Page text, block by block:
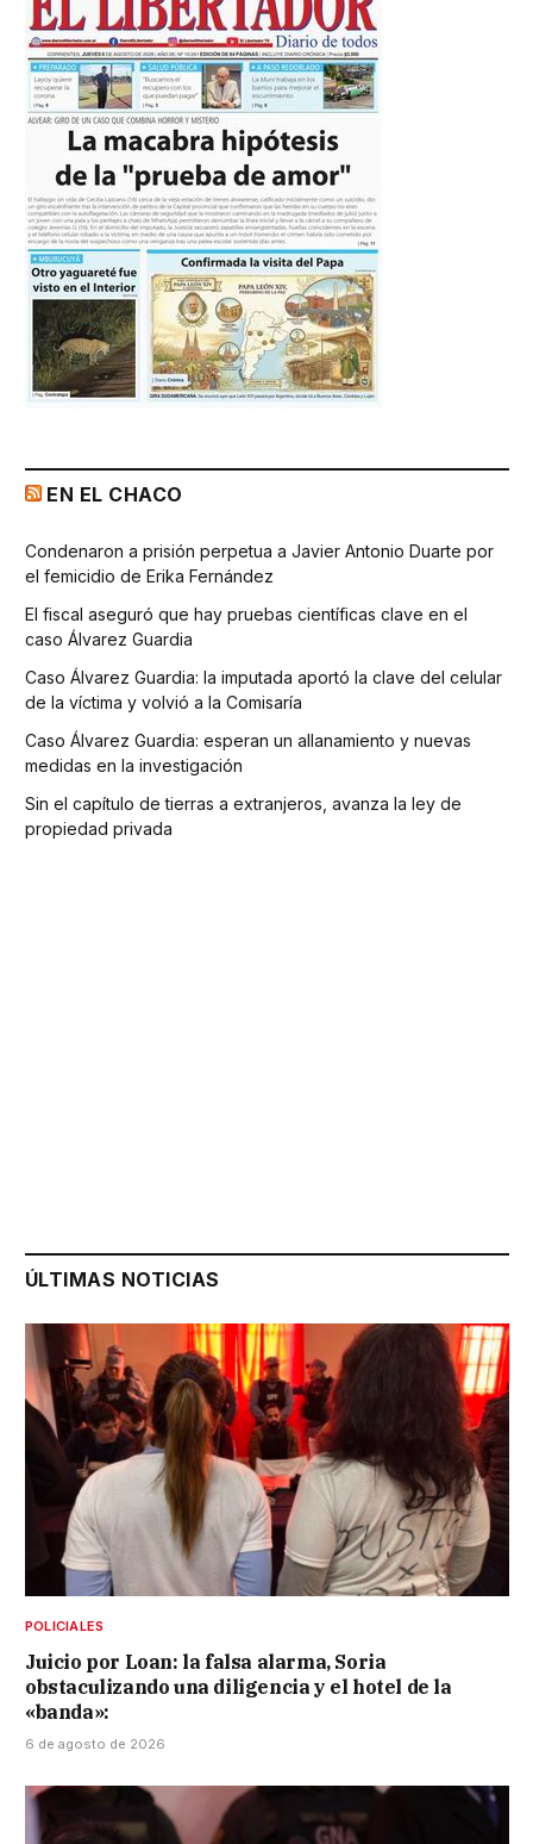
EN EL CHACO
Condenaron a prisión perpetua a Javier Antonio Duarte por
el femicidio de Erika Fernández
El fiscal aseguró que hay pruebas científicas clave en el
caso Álvarez Guardia
Caso Álvarez Guardia: la imputada aportó la clave del celular
de la víctima y volvió a la Comisaría
Caso Álvarez Guardia: esperan un allanamiento y nuevas
medidas en la investigación
Sin el capítulo de tierras a extranjeros, avanza la ley de
propiedad privada
ÚLTIMAS NOTICIAS
POLICIALES
Juicio por Loan: la falsa alarma, Soria
obstaculizando una diligencia y el hotel de la
«banda»:
6 de agosto de 2026